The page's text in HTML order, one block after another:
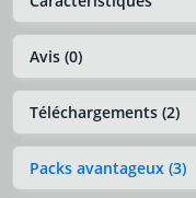
Avis (0)
Téléchargements (2)
Packs avantageux (3)